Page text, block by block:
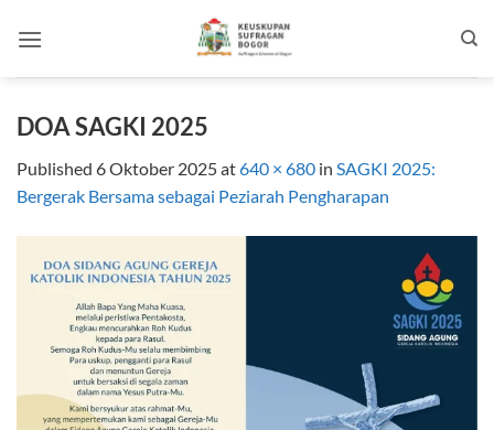
DOA SAGKI 2025
Published 6 Oktober 2025at640 × 680 in SAGKI 2025:
Bergerak Bersama sebagai Peziarah Pengharapan